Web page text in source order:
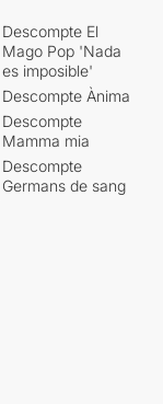
Descompte El
Mago Pop 'Nada
es imposible'
Descompte Ànima
Descompte
Mamma mia
Descompte
Germans de sang